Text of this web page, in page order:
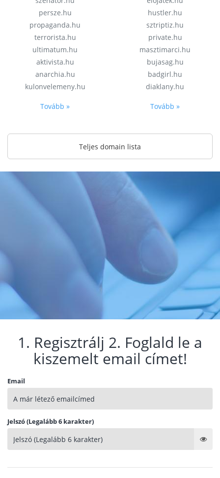
persze.hu
propaganda.hu
terrorista.hu
ultimatum.hu
aktivista.hu
anarchia.hu
kulonvelemeny.hu
Tovább »
hustler.hu
sztriptiz.hu
private.hu
masztimarci.hu
bujasag.hu
badgirl.hu
diaklany.hu
Tovább »
Teljes domain lista
1. Regisztrálj 2. Foglald le a
kiszemelt email címet!
Email
Jelszó (Legalább 6 karakter)